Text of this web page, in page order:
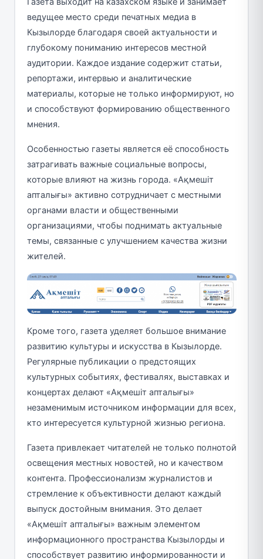
ведущее место среди печатных медиа в
Кызылорде благодаря своей актуальности и
глубокому пониманию интересов местной
аудитории. Каждое издание содержит статьи,
репортажи, интервью и аналитические
материалы, которые не только информируют, но
и способствуют формированию общественного
мнения.
Особенностью газеты является её способность
затрагивать важные социальные вопросы,
которые влияют на жизнь города. «Ақмешіт
апталығы» активно сотрудничает с местными
органами власти и общественными
организациями, чтобы поднимать актуальные
темы, связанные с улучшением качества жизни
жителей.
Кроме того, газета уделяет большое внимание
развитию культуры и искусства в Кызылорде.
Регулярные публикации о предстоящих
культурных событиях, фестивалях, выставках и
концертах делают «Ақмешіт апталығы»
незаменимым источником информации для всех,
кто интересуется культурной жизнью региона.
Газета привлекает читателей не только полнотой
освещения местных новостей, но и качеством
контента. Профессионализм журналистов и
стремление к объективности делают каждый
выпуск достойным внимания. Это делает
«Ақмешіт апталығы» важным элементом
информационного пространства Кызылорды и
способствует развитию информированности и